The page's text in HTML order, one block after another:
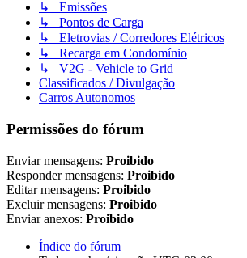
↳ Emissões
↳ Pontos de Carga
↳ Eletrovias / Corredores Elétricos
↳ Recarga em Condomínio
↳ V2G - Vehicle to Grid
Classificados / Divulgação
Carros Autonomos
Permissões do fórum
Enviar mensagens: Proibido
Responder mensagens: Proibido
Editar mensagens: Proibido
Excluir mensagens: Proibido
Enviar anexos: Proibido
Índice do fórum